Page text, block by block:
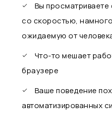
Вы просматриваете
со скоростью,
ожидаемую от
Что-то мешает
браузере
Ваше поведение
автоматизированных